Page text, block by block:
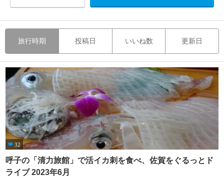
旅行時期 投稿日 いいね数 更新日
32
呼子の「清力旅館」で活イカ刺を食べ、佐賀をぐるっとド
ライブ 2023年6月